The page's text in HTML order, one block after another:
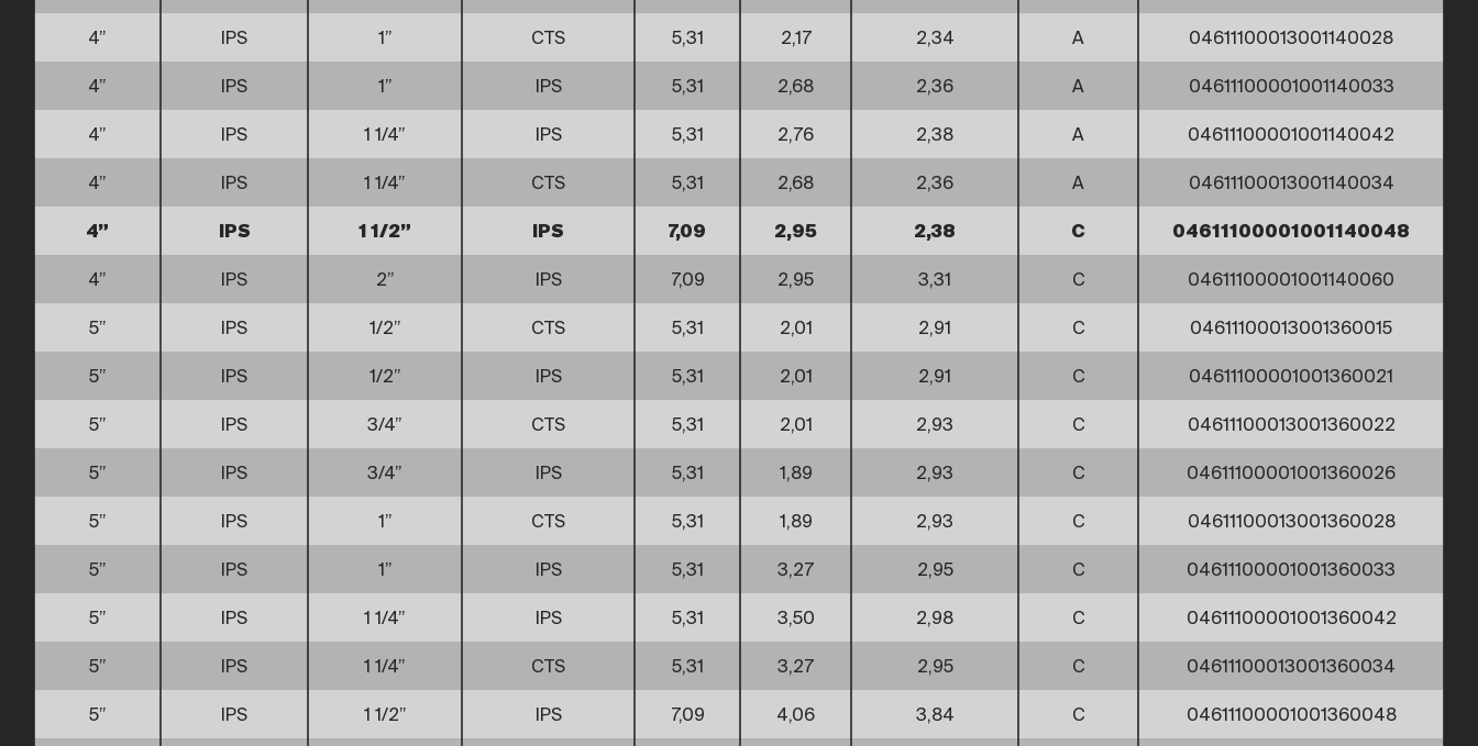
4” IPS 1” CTS 5,31 2,17 2,34 A 04611100013001140028
4” IPS 1” IPS 5,31 2,68 2,36 A 04611100001001140033
4” IPS 1 1/4” IPS 5,31 2,76 2,38 A 04611100001001140042
4” IPS 1 1/4” CTS 5,31 2,68 2,36 A 04611100013001140034
4” IPS 1 1/2” IPS 7,09 2,95 2,38 C 04611100001001140048
4” IPS 2” IPS 7,09 2,95 3,31 C 04611100001001140060
5” IPS 1/2” CTS 5,31 2,01 2,91 C 04611100013001360015
5” IPS 1/2” IPS 5,31 2,01 2,91 C 04611100001001360021
5” IPS 3/4” CTS 5,31 2,01 2,93 C 04611100013001360022
5” IPS 3/4” IPS 5,31 1,89 2,93 C 04611100001001360026
5” IPS 1” CTS 5,31 1,89 2,93 C 04611100013001360028
5” IPS 1” IPS 5,31 3,27 2,95 C 04611100001001360033
5” IPS 1 1/4” IPS 5,31 3,50 2,98 C 04611100001001360042
5” IPS 1 1/4” CTS 5,31 3,27 2,95 C 04611100013001360034
5” IPS 1 1/2” IPS 7,09 4,06 3,84 C 04611100001001360048